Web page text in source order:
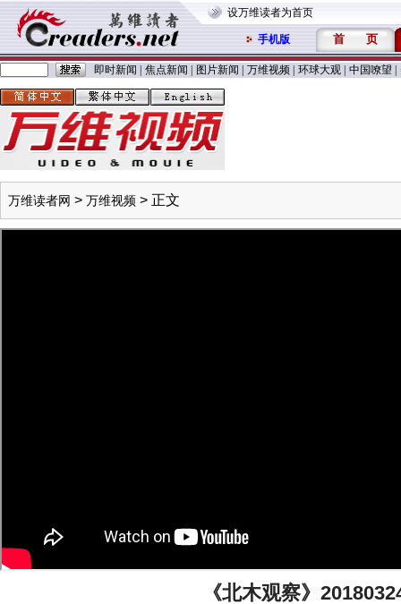
设万维读者为首页
手机版 首 页
即时新闻 焦点新闻 图片新闻 万维视频 环球大观 中国嘹望
万维读者网 > 万维视频 > 正文
《北木观察》